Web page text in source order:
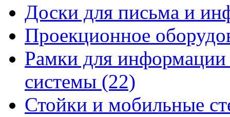
Доски для письма и
Проекционное
Рамки для
системы (22)
Стойки и мобильные